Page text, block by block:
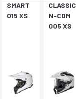
SMART
015 XS
CLASSIC
N-COM
005 XS